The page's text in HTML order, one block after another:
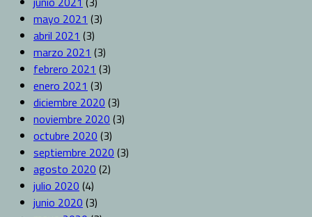
mayo 2021 (3)
abril 2021 (3)
marzo 2021 (3)
febrero 2021 (3)
enero 2021 (3)
diciembre 2020 (3)
noviembre 2020 (3)
octubre 2020 (3)
septiembre 2020 (3)
agosto 2020 (2)
julio 2020 (4)
junio 2020 (3)